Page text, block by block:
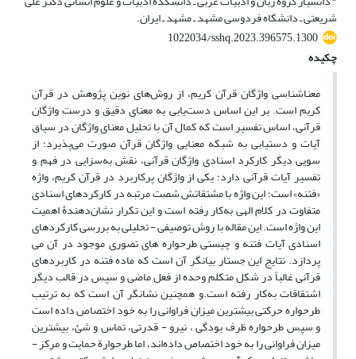
شریعتی ـ دانشگاه فردوسی مشهد ـ مشهد ـ ایران.
1022034/sshq.2023.396575.1300
چکیده
معناشناسی واژگان قرآن کریم، از روش‌های نوین پژوهش در قرآن
کریم است. بر این اساس دست‌یابی به معنای دقیق و درست واژگان
قرآنی، اساس تفسیر است که کمال آن با تحلیل معنای واژگان در سیاق
آیات و دستیابی به شبکه معنایی واژگان قرآن صورت می‌پذیرد؛ از
سویی دیگر کارکرد اسنادی واژگان قرآنی، نقش به‌سزایی در فهم و
تفسیر آیات قرآنی دارد؛ یکی از واژگان پرکاربرد در قرآن کریم، واژه
«فتنه» است؛ این واژه با مشتقاتش شصت مرتبه در کارکردهای اسنادی
متفاوت در کلام الهی به‌کار رفته است و این تکرار نشان‌دهندۀ اهمیت
این واژه است. این مقاله با روش توصیفی - تحلیلی به بررسی کارکردهای
اسنادی آیات فتنه و چیستی طرحواره های تصوری موجود در آن می
پردازد. نتایج این جستار بیانگر آن است که ماده فتنه در کاربردهای
قرآنی غالباً در شکل متکلم وحده از فعل ماضی و سپس در قالب دیگر
اشتقاقات به‌کار رفته است.و همچنین نشانگر آن است که به ترتیب
طرحواره حرکتی بیشترین میزان فراوانی را به خود اختصاص داده است
و سپس طرحواره ظرف بودگی ، نیرو - قدرتی، تماس و شئ، بیشترین
میزان فراوانی را به خود اختصاص داده‌اند، اما طرحوارة حمایت و مرکز -